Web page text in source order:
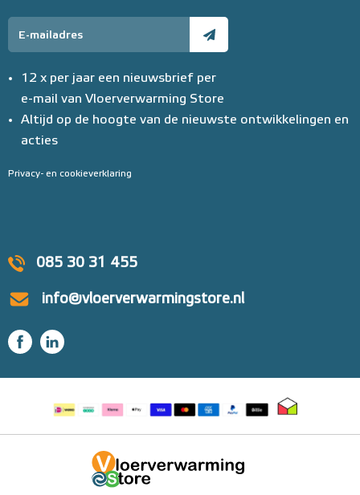
085 30 31 455
info@vloerverwarmingstore.nl
12 x per jaar een nieuwsbrief per
e-mail van Vloerverwarming Store
Altijd op de hoogte van de nieuwste ontwikkelingen en
acties
Privacy- en cookieverklaring